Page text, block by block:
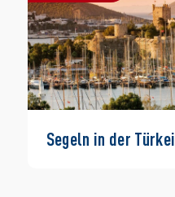
Segeln in der Türkei